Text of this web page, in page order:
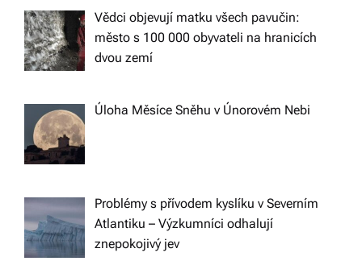
Vědci objevují matku všech pavučin:
město s 100 000 obyvateli na hranicích
dvou zemí
Úloha Měsíce Sněhu v Únorovém Nebi
Problémy s přívodem kyslíku v Severním
Atlantiku – Výzkumníci odhalují
znepokojivý jev